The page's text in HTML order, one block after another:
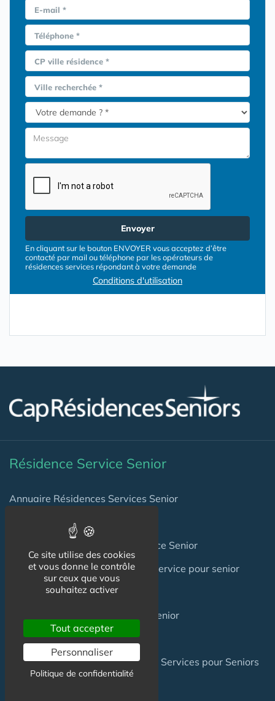
E-mail *
Téléphone *
CP ville résidence *
Ville recherchée *
Envoyer
En cliquant sur le bouton ENVOYER vous acceptez d’être
contacté par mail ou téléphone par les opérateurs de
résidences services répondant à votre demande
Conditions d'utilisation
Résidence Service Senior
Annuaire Résidences Services Senior
Annuaire Villages Senior
Séjours Temporaires en Résidence Senior
Trouver une place en résidence service pour senior
Investir en Résidence Senior
Acheter une Maison en Village Senior
Coliving Senior
Les groupes de Résidences avec Services pour Seniors
Ce site utilise des cookies
et vous donne le contrôle
sur ceux que vous
souhaitez activer
Tout accepter
Personnaliser
Politique de confidentialité